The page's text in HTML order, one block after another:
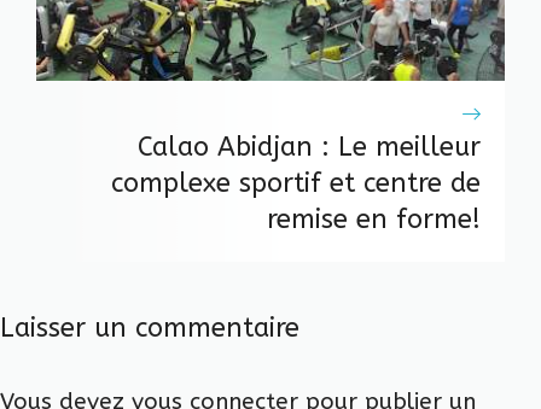
Calao Abidjan : Le meilleur
complexe sportif et centre de
remise en forme!
Laisser un commentaire
Vous devez vous connecter pour publier un